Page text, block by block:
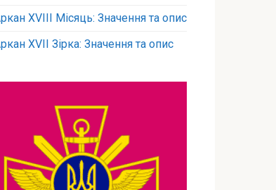
XVIII Місяць: Значення та опис
XVII Зірка: Значення та опис